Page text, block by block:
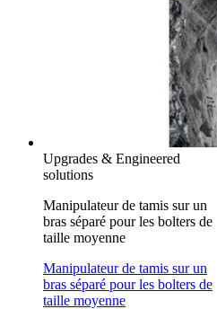
Upgrades & Engineered
solutions
Manipulateur de tamis sur un
bras séparé pour les bolters de
taille moyenne
Manipulateur de tamis sur un
bras séparé pour les bolters de
taille moyenne